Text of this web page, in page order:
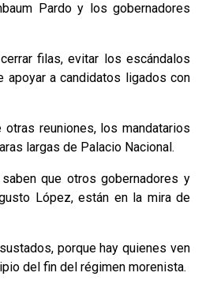
Pardo y los gobernadores
filas, evitar los escándalos
apoyar a candidatos ligados con
reuniones, los mandatarios
largas de Palacio Nacional.
que otros gobernadores y
López, están en la mira de
porque hay quienes ven
del fin del régimen morenista.